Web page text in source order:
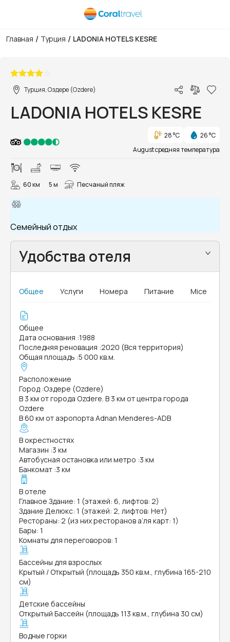
Главная / Турция / LADONIA HOTELS KESRE
Турция, Оздере (Ozdere)
LADONIA HOTELS KESRE
28 °C
26 °C
August средняя температура
60 км 5 м Песчаный пляж
Семейный отдых
Удобства отеля
Общее Услуги Номера Питание Mice
Общее
Дата основания :1988
Последняя реновация :2020 (Вся территория)
Общая площадь :5 000 кв.м.
Расположение
Город :Оздере (Ozdere)
В 3 км от города Ozdere. В 3 км от центра города
Ozdere
В 60 км от аэропорта Adnan Menderes-ADB
В окрестностях
Магазин :3 км
Автобусная остановка или метро :3 км
Банкомат :3 км
В отеле
Главное Здание: 1 (этажей: 6, лифтов: 2)
Здание Делюкс: 1 (этажей: 2, лифтов: Нет)
Рестораны: 2 (из них ресторанов а’ля карт: 1)
Бары: 1
Комнаты для переговоров: 1
Бассейны для взрослых
Крытый / Открытый (площадь 350 кв.м., глубина 165-210
см)
Детские бассейны
Открытый Бассейн (площадь 113 кв.м., глубина 30 см)
Водные горки